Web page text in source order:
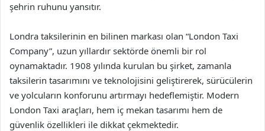
şehrin ruhunu yansıtır.
Londra taksilerinin en bilinen markası olan “London Taxi
Company”, uzun yıllardır sektörde önemli bir rol
oynamaktadır. 1908 yılında kurulan bu şirket, zamanla
taksilerin tasarımını ve teknolojisini geliştirerek, sürücülerin
ve yolcuların konforunu artırmayı hedeflemiştir. Modern
London Taxi araçları, hem iç mekan tasarımı hem de
güvenlik özellikleri ile dikkat çekmektedir.